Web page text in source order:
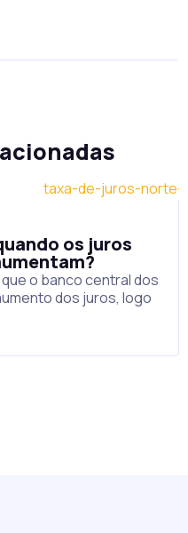
os juros
o banco central dos
dos juros, logo